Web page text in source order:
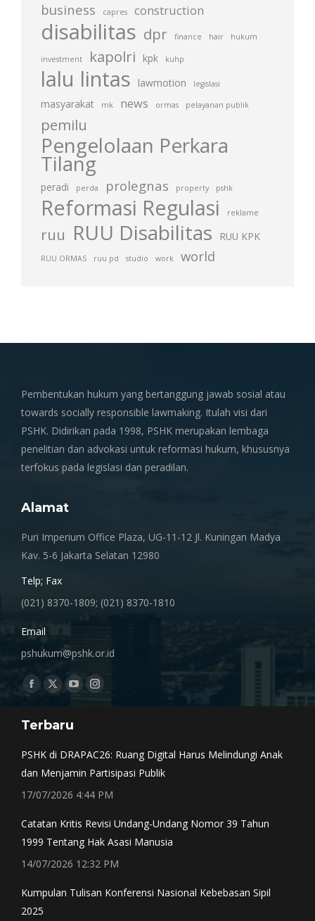
business capres construction
disabilitas dpr finance hair hukum
investment kapolri kpk kuhp
lalu lintas lawmotion legislasi
masyarakat mk news ormas pelayanan publik
pemilu
Pengelolaan Perkara
Tilang
peradi perda prolegnas property pshk
Reformasi Regulasi reklame
ruu RUU Disabilitas RUU KPK
RUU ORMAS ruu pd studio work world
Pembentukan hukum yang bertanggung jawab sosial atau
towards socially responsible lawmaking. Itulah visi dari
PSHK. Didirikan pada 1998, PSHK merupakan lembaga
penelitian dan advokasi untuk reformasi hukum, khususnya
terfokus pada legislasi dan peradilan.
Alamat
Puri Imperium Office Plaza, UG-11-12 Jl. Kuningan Madya
Kav. 5-6 Jakarta Selatan 12980
Telp; Fax
(021) 8370-1809; (021) 8370-1810
Email
pshukum@pshk.or.id
Find us on:
Facebook
opens
window
X
opens
window
YouTube
opens
Instagram
window
Terbaru
PSHK di DRAPAC26: Ruang Digital Harus Melindungi Anak
dan Menjamin Partisipasi Publik
17/07/2026 4:44 PM
Catatan Kritis Revisi Undang-Undang Nomor 39 Tahun
1999 Tentang Hak Asasi Manusia
14/07/2026 12:32 PM
Kumpulan Tulisan Konferensi Nasional Kebebasan Sipil
2025